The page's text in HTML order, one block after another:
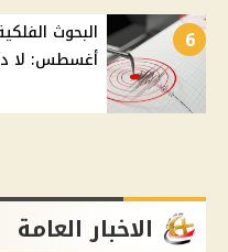
6
أغسطس: لا
الاخبار العامة